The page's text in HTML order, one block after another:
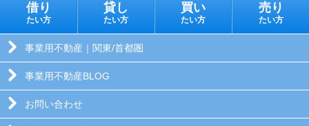
借り
たい方
貸し
たい方
買い
たい方
売り
たい方
事業用不動産｜関東/首都圏
事業用不動産BLOG
お問い合わせ